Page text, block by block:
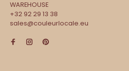
WAREHOUSE
+32 92 29 13 38
sales@couleurlocale.eu